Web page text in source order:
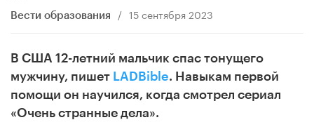
Вести образования / 15 сентября 2023
В США 12-летний мальчик спас тонущего
мужчину, пишет LADBible. Навыкам первой
помощи он научился, когда смотрел сериал
«Очень странные дела».